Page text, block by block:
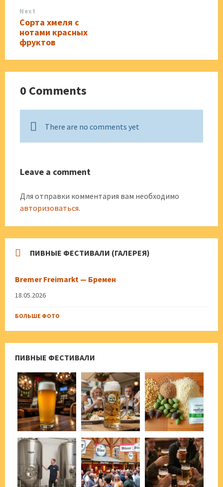
Next
Сорта хмеля с
нотами красных
фруктов
0 Comments
There are no comments yet
Leave a comment
Для отправки комментария вам необходимо
авторизоваться.
ПИВНЫЕ ФЕСТИВАЛИ (ГАЛЕРЕЯ)
Bremer Freimarkt — Бремен
18.05.2026
БОЛЬШЕ ФОТО
ПИВНЫЕ ФЕСТИВАЛИ